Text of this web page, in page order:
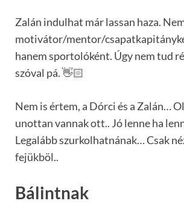
Zalán indulhat már lassan haza.
motivátor/mentor/
hanem sportolóként. Úgy nem tud
szóval pá. 👋🏻
Nem is értem, a Dórci és a Zalán…
unottan vannak ott.. Jó lenne ha
Legalább szurkolhatnának… Csak
fejükböl..
Bálintnak